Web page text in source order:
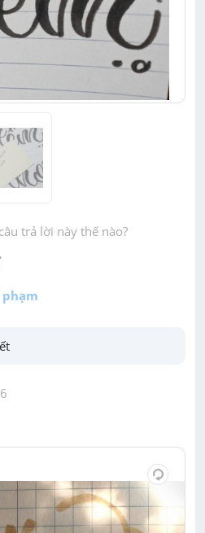
trả lời này thế nào?
phạm